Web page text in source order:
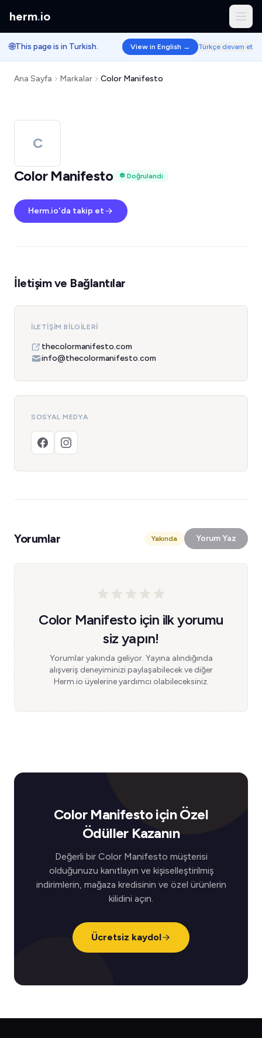
herm.io
🌐This page is in Turkish. View in English → Türkçe devam et
Ana Sayfa Markalar Color Manifesto
C
Color Manifesto
Doğrulandı
Herm.io'da takip et
İletişim ve Bağlantılar
İLETIŞIM BILGILERI
thecolormanifesto.com
info@thecolormanifesto.com
SOSYAL MEDYA
Yorumlar Yakında Yorum Yaz
Color Manifesto için ilk yorumu
siz yapın!
Yorumlar yakında geliyor. Yayına alındığında
alışveriş deneyiminizi paylaşabilecek ve diğer
Herm.io üyelerine yardımcı olabileceksiniz.
Color Manifesto için Özel
Ödüller Kazanın
Değerli bir Color Manifesto müşterisi
olduğunuzu kanıtlayın ve kişiselleştirilmiş
indirimlerin, mağaza kredisinin ve özel ürünlerin
kilidini açın.
Ücretsiz kaydol